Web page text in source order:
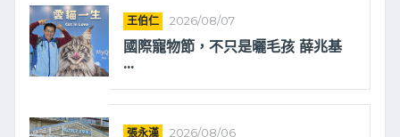
王伯仁 2026/08/07
國際寵物節，不只是曬毛孩 薛兆基
...
張永漢 2026/08/06